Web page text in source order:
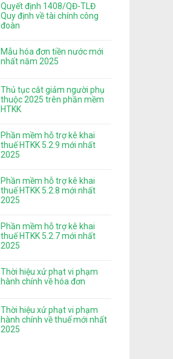
Quyết định 1408/QĐ-TLĐ
Quy định về tài chính công
đoàn
Mẫu hóa đơn tiền nước mới
nhất năm 2025
Thủ tục cắt giảm người phụ
thuộc 2025 trên phần mềm
HTKK
Phần mềm hỗ trợ kê khai
thuế HTKK 5.2.9 mới nhất
2025
Phần mềm hỗ trợ kê khai
thuế HTKK 5.2.8 mới nhất
2025
Phần mềm hỗ trợ kê khai
thuế HTKK 5.2.7 mới nhất
2025
Thời hiệu xử phạt vi phạm
hành chính về hóa đơn
Thời hiệu xử phạt vi phạm
hành chính về thuế mới nhất
2025